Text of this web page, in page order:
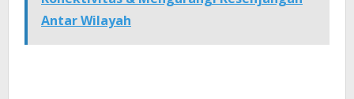
Antar Wilayah